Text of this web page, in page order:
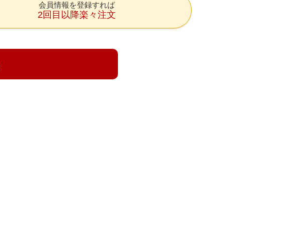
会員情報を登録すれば
2回目以降楽々注文